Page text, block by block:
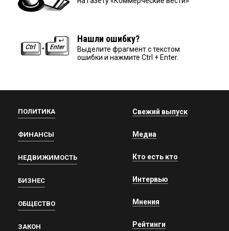
Нашли ошибку?
Выделите фрагмент с текстом
ошибки и нажмите Ctrl + Enter.
ПОЛИТИКА
ФИНАНСЫ
НЕДВИЖИМОСТЬ
БИЗНЕС
ОБЩЕСТВО
ЗАКОН
Свежий выпуск
Медиа
Кто есть кто
Интервью
Мнения
Рейтинги